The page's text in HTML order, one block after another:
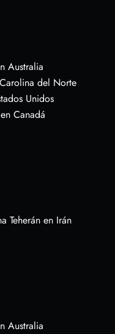
Australia
del Norte
Unidos
Canadá
Teherán en Irán
Australia